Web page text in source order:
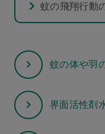
蚊の飛翔行動
蚊の体や羽
界面活性剤